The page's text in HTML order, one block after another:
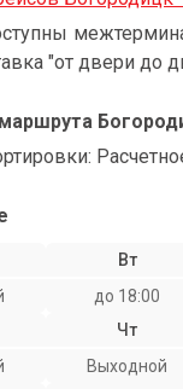
"от двери до
Вт
до 18:00
Чт
Выходной